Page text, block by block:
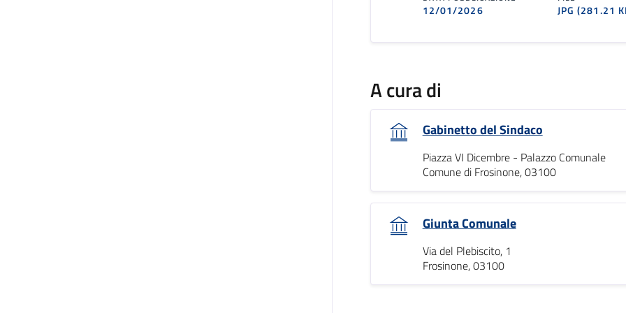
12/01/2026 JPG(281.21
A cura di
Gabinetto del Sindaco
Piazza VI Dicembre - Palazzo Comunale
Comune di Frosinone, 03100
Giunta Comunale
Via del Plebiscito, 1
Frosinone, 03100